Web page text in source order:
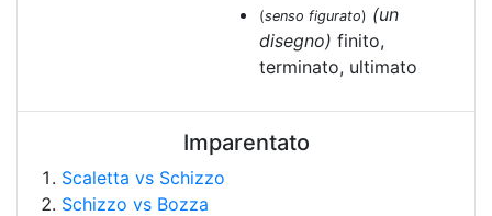
(senso figurato) (un
disegno) finito,
terminato, ultimato
Imparentato
Scaletta vs Schizzo
Schizzo vs Bozza